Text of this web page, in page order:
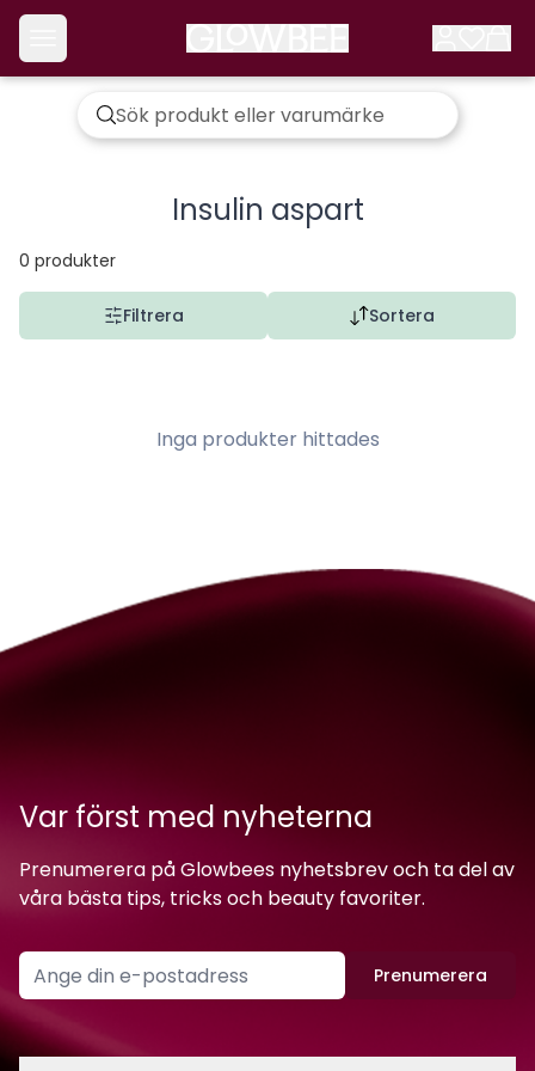
Insulin aspart
0 produkter
Filtrera Sortera
Inga produkter hittades
Var först med nyheterna
Prenumerera på Glowbees nyhetsbrev och ta del av
våra bästa tips, tricks och beauty favoriter.
Prenumerera